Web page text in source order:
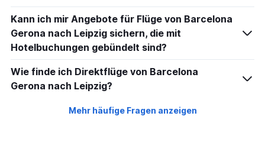
Kann ich mir Angebote für Flüge von Barcelona
Gerona nach Leipzig sichern, die mit
Hotelbuchungen gebündelt sind?
Wie finde ich Direktflüge von Barcelona
Gerona nach Leipzig?
Mehr häufige Fragen anzeigen